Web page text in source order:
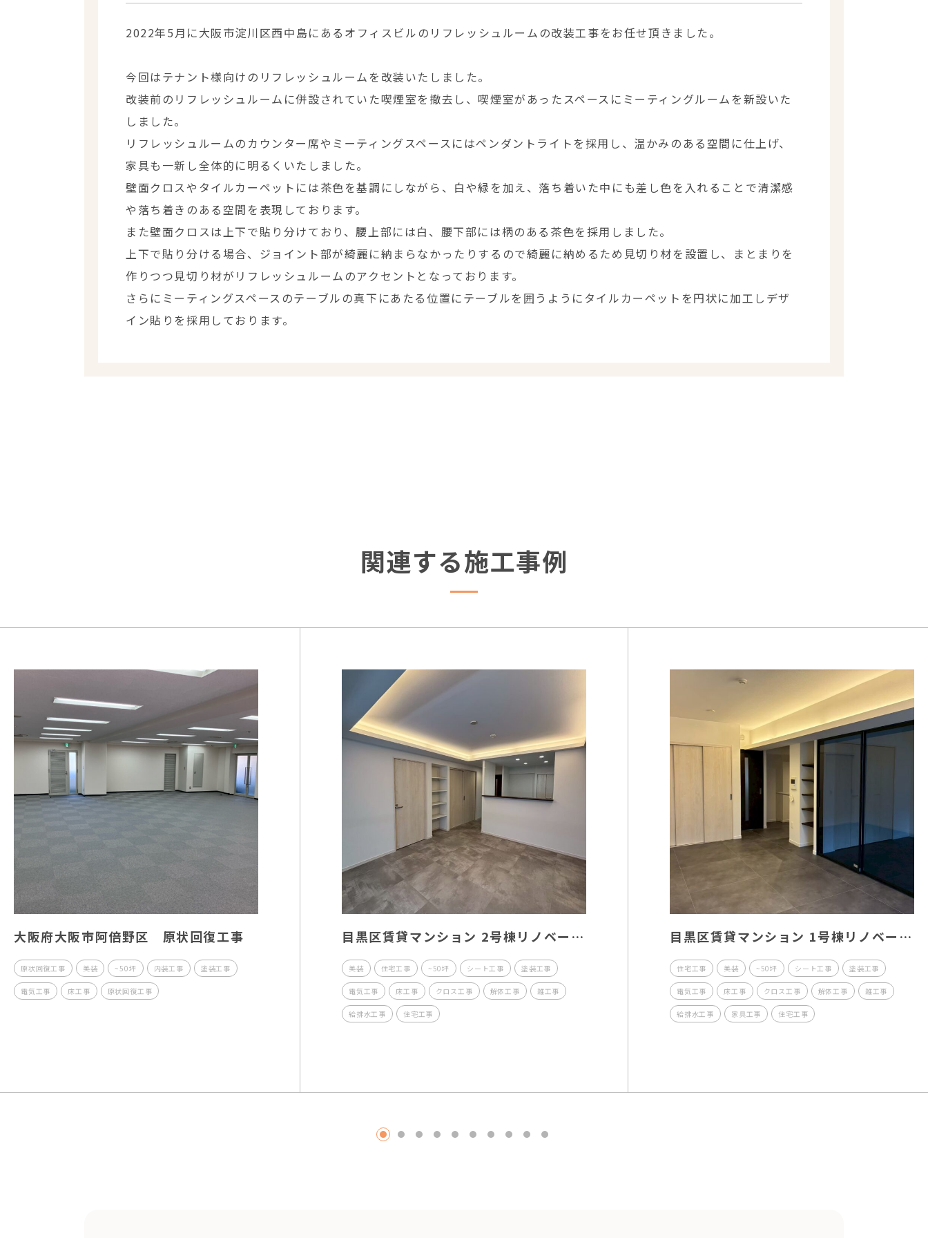
2022年5月に大阪市淀川区西中島にあるオフィスビルのリフレッシュルームの改装工事をお任せ頂きました。
今回はテナント様向けのリフレッシュルームを改装いたしました。
改装前のリフレッシュルームに併設されていた喫煙室を撤去し、喫煙室があったスペースにミーティングルームを新設いた
しました。
リフレッシュルームのカウンター席やミーティングスペースにはペンダントライトを採用し、温かみのある空間に仕上げ、
家具も一新し全体的に明るくいたしました。
壁面クロスやタイルカーペットには茶色を基調にしながら、白や緑を加え、落ち着いた中にも差し色を入れることで清潔感
や落ち着きのある空間を表現しております。
また壁面クロスは上下で貼り分けており、腰上部には白、腰下部には柄のある茶色を採用しました。
上下で貼り分ける場合、ジョイント部が綺麗に納まらなかったりするので綺麗に納めるため見切り材を設置し、まとまりを
作りつつ見切り材がリフレッシュルームのアクセントとなっております。
さらにミーティングスペースのテーブルの真下にあたる位置にテーブルを囲うようにタイルカーペットを円状に加工しデザ
イン貼りを採用しております。
関連する施工事例
大阪府大阪市阿倍野区 原状回復工事
原状回復工事 美装 ~50坪 内装工事 塗装工事
電気工事 床工事 原状回復工事
目黒区賃貸マンション 2号棟リノベー
美装 住宅工事 ~50坪 シート工事 塗装工事
電気工事 床工事 クロス工事 解体工事 雑工事
給排水工事 住宅工事
目黒区賃貸マンション 1号棟リノベー
住宅工事 美装 ~50坪 シート工事 塗装工事
電気工事 床工事 クロス工事 解体工事 雑工事
給排水工事 家具工事 住宅工事
1
2 3 4 5 6 7 8